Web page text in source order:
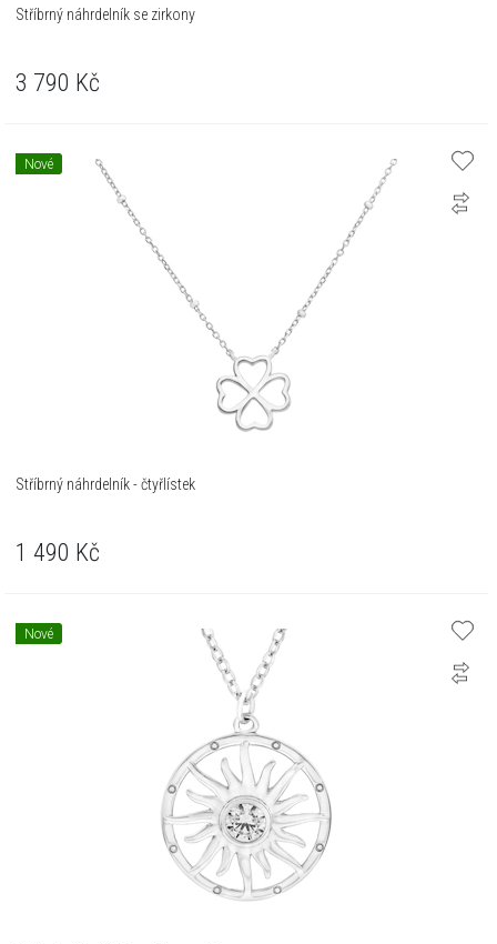
Stříbrný náhrdelník se zirkony
3 790 Kč
Nové
Stříbrný náhrdelník - čtyřlístek
1 490 Kč
Nové